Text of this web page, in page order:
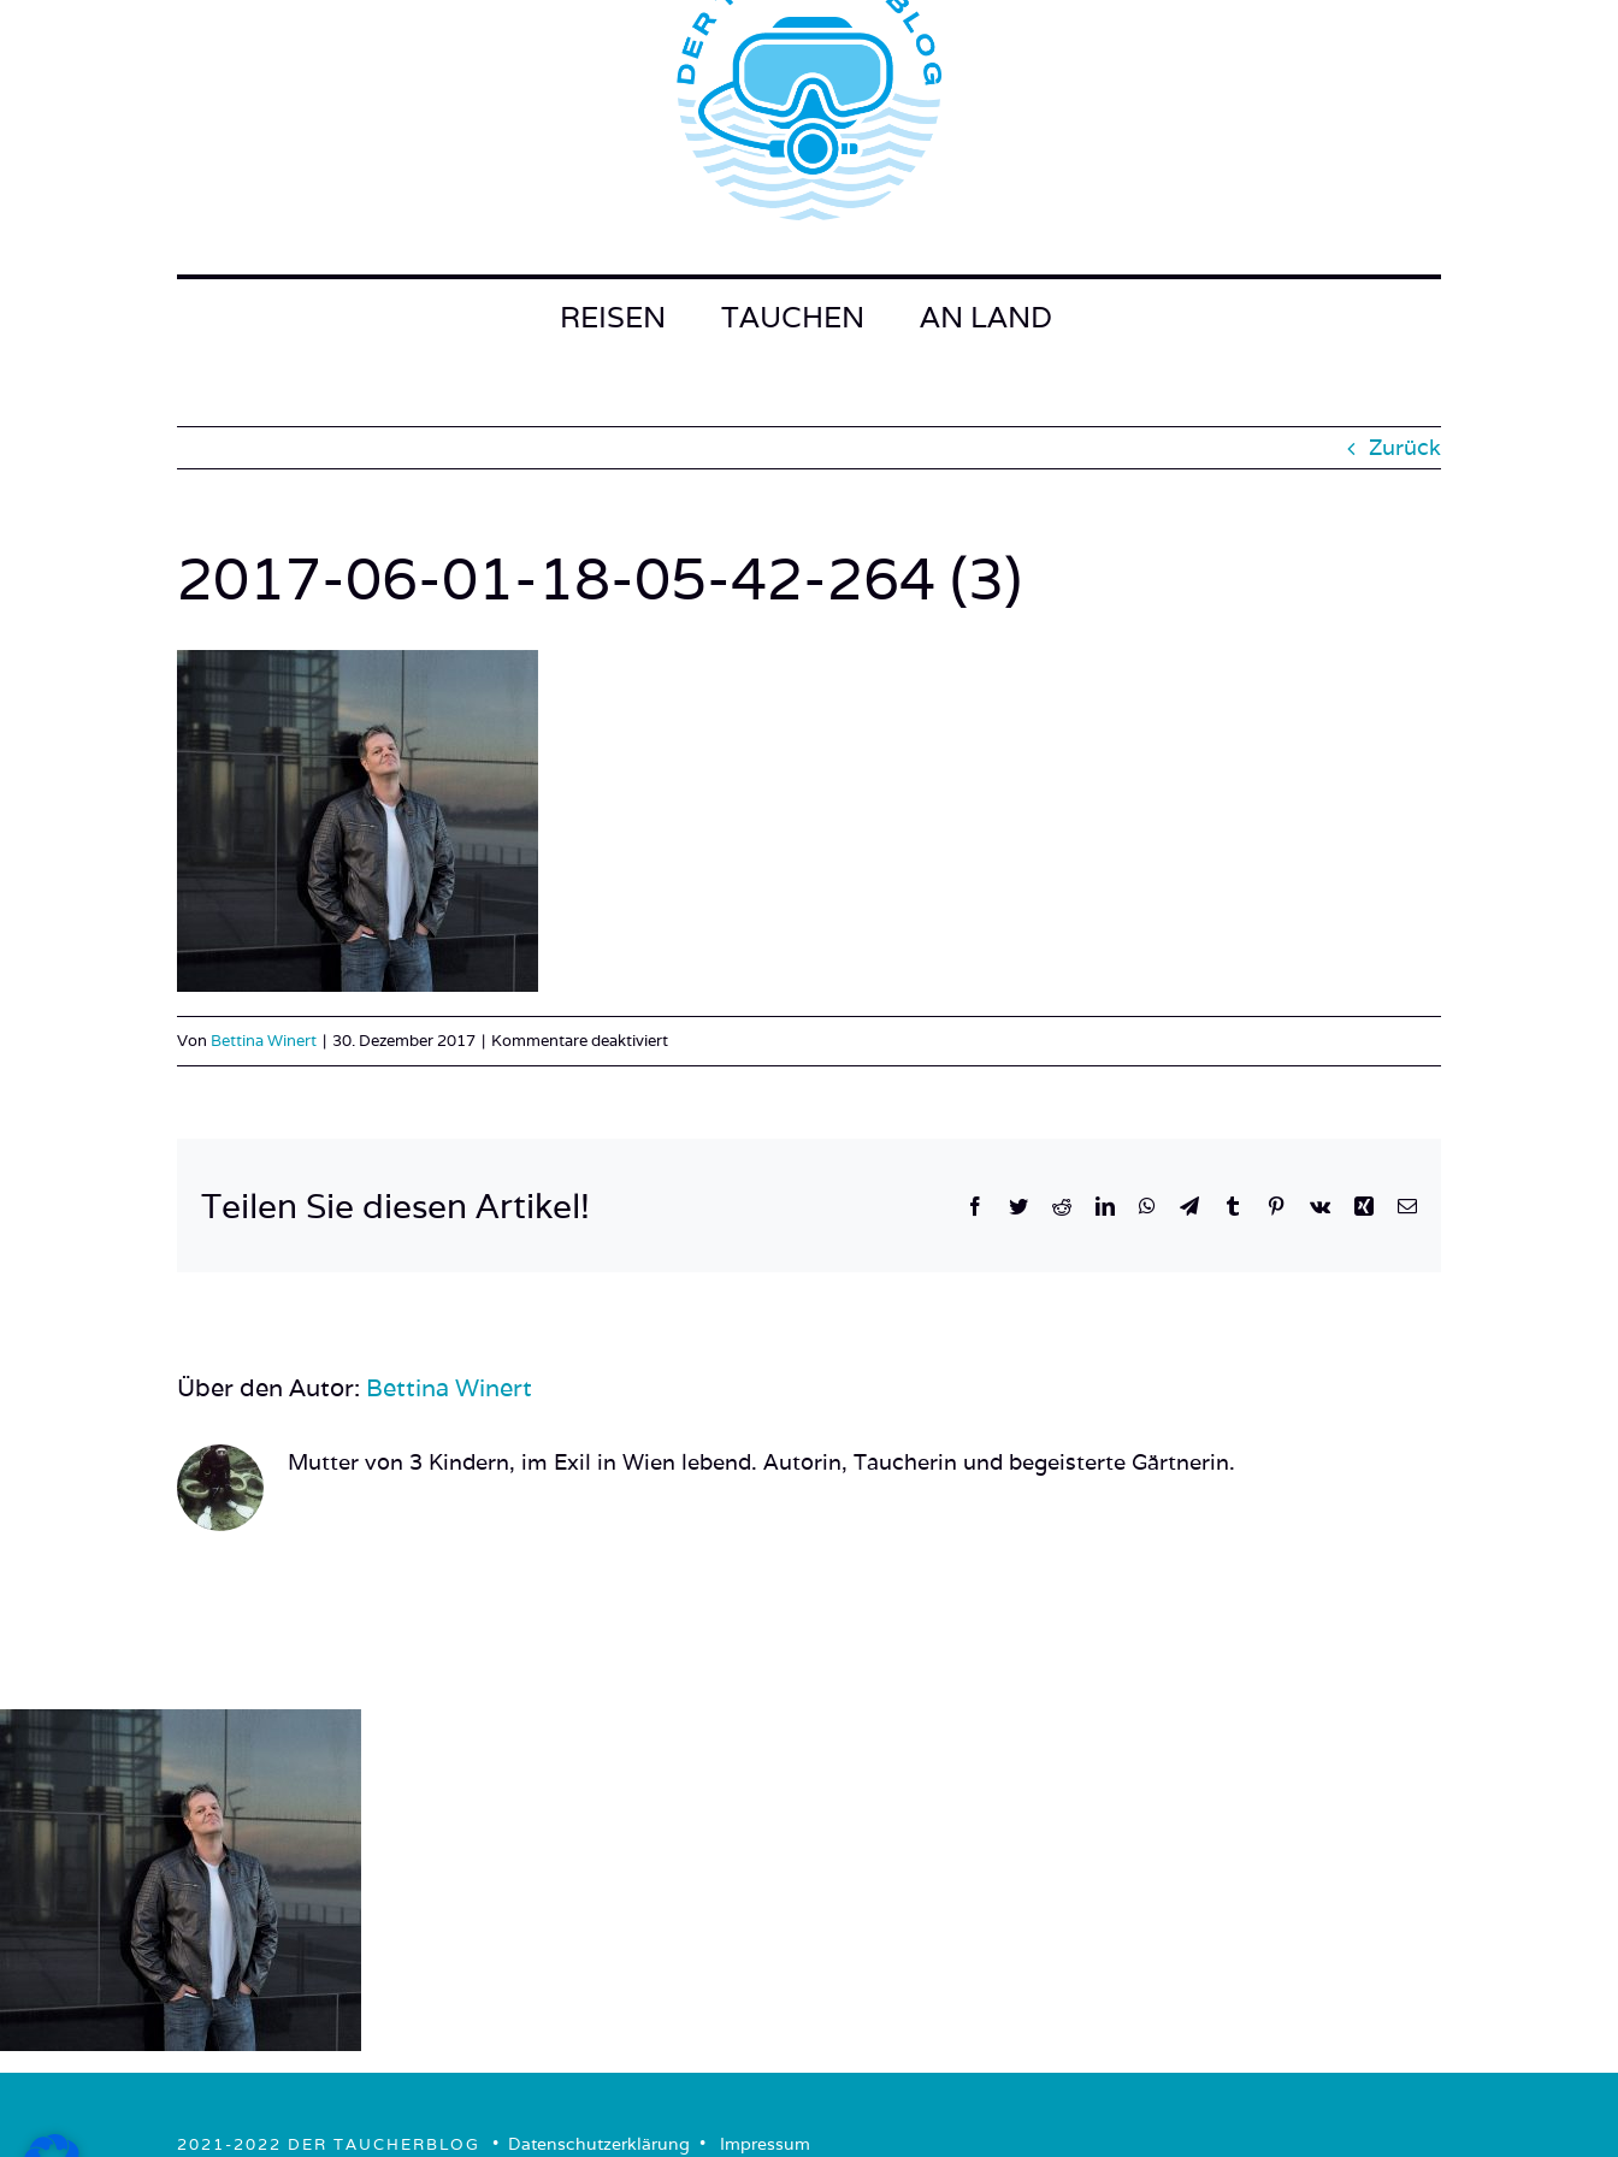
REISEN TAUCHEN AN LAND
Zurück
2017-06-01-18-05-42-264 (3)
Von Bettina Winert | 30. Dezember 2017 | Kommentare deaktiviertfür
Teilen Sie diesen Artikel! Facebook
TwitterRedditLinkedInWhatsApp
TelegramTumblr Pinterest
Vk Xing E-
Über den Autor: Bettina Winert
Mutter von 3 Kindern, im Exil in Wien lebend. Autorin, Taucherin und begeisterte Gärtnerin.
2021-2022 DER TAUCHERBLOG • ­ Datenschutzerklärung ­ • ­ Impressum